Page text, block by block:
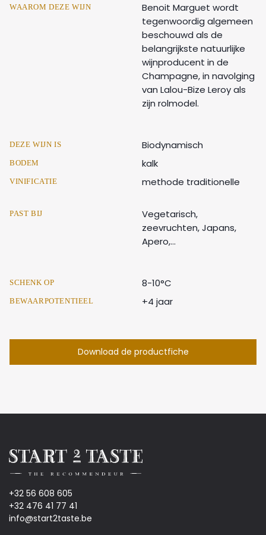
WAAROM DEZE WIJN
Benoit Marguet wordt
tegenwoordig algemeen
beschouwd als de
belangrijkste natuurlijke
wijnproducent in de
Champagne, in navolging
van Lalou-Bize Leroy als
zijn rolmodel.
DEZE WIJN IS Biodynamisch
BODEM kalk
VINIFICATIE methode traditionelle
PAST BIJ
Vegetarisch,
zeevruchten, Japans,
Apero,...
SCHENK OP 8-10°C
BEWAARPOTENTIEEL +4 jaar
Download de productfiche
+32 56 608 605
+32 476 41 77 41
info@start2taste.be